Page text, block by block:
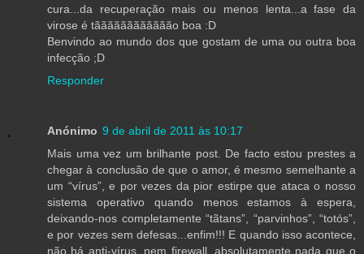
cura...da recuperação mais ou menos lenta...a fase da
virose é tãããããããããããão boa :D
Benvindo ao mundo dos que gostam de uma ou outra boa
infecção ;D
Responder
Anónimo 9 de abril de 2011 às 10:17
Mais uma vez um brilhante post. De facto estou prestes a
chegar à conclusão de que o amor, é mesmo semelhante a
um “vírus”, e por vezes da pior estirpe que ataca o nosso
sistema operativo quando menos estamos à espera,
deixando-nos completamente “tãtans”, “parvinhos”, “totós”,
e por vezes sem defesas...enfim!!! E quando isso acontece,
não há anti-vírus, nem firewall, absolutamente nada que o